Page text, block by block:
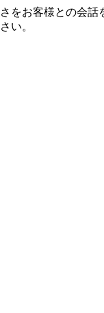
をお客様との会
い。